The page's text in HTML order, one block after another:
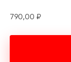
790,00 ₽